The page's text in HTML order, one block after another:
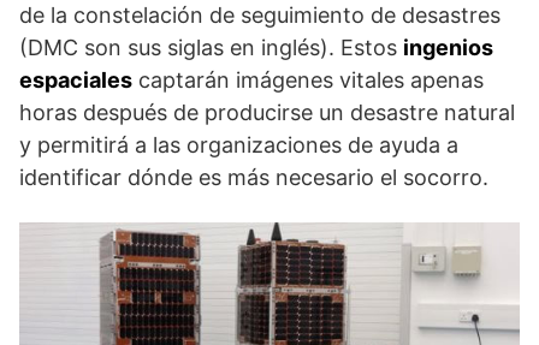
de la constelación de seguimiento de desastres
(DMC son sus siglas en inglés). Estos ingenios
espaciales captarán imágenes vitales apenas
horas después de producirse un desastre natural
y permitirá a las organizaciones de ayuda a
identificar dónde es más necesario el socorro.